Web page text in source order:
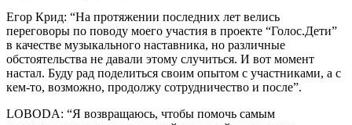
Егор Крид: “На протяжении последних лет велись
переговоры по поводу моего участия в проекте “Голос.Дети”
в качестве музыкального наставника, но различные
обстоятельства не давали этому случиться. И вот момент
настал. Буду рад поделиться своим опытом с участниками, а с
кем-то, возможно, продолжу сотрудничество и после”.
LOBODA: “Я возвращаюсь, чтобы помочь самым